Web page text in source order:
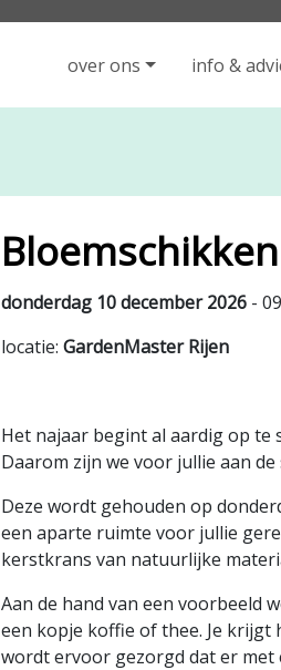
over ons info &
donderdag 10 december 2026 -
locatie: GardenMaster Rijen
Het najaar begint al aardig op te
Daarom zijn we voor jullie aan
Deze wordt gehouden op
een aparte ruimte voor jullie
kerstkrans van natuurlijke
Aan de hand van een voorbeeld
een kopje koffie of thee. Je krijgt
wordt ervoor gezorgd dat er met